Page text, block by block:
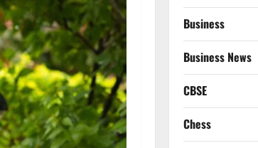
Business
Business News
CBSE
Chess